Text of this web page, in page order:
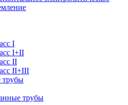
I
I+II
II
II+III
трубы
трубы